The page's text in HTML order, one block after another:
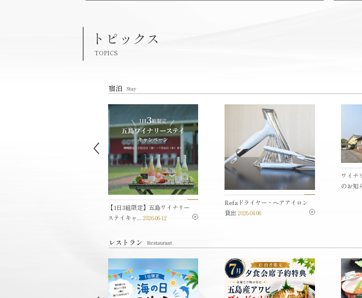
トピックス
TOPICS
宿泊 Stay
【1日3組限定】五島ワイナリー
ステイキャ... 2026-06-12
Refaドライヤー・ヘアアイロン
貸出 2026-04-06
ワイナ
のお知
レストラン Restaurant